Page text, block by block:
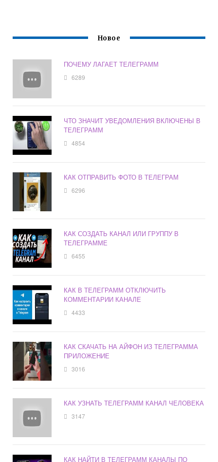
Новое
ПОЧЕМУ ЛАГАЕТ ТЕЛЕГРАММ
6289
ЧТО ЗНАЧИТ УВЕДОМЛЕНИЯ ВКЛЮЧЕНЫ В
ТЕЛЕГРАММ
4854
КАК ОТПРАВИТЬ ФОТО В ТЕЛЕГРАМ
6296
КАК СОЗДАТЬ КАНАЛ ИЛИ ГРУППУ В
ТЕЛЕГРАММЕ
6455
КАК В ТЕЛЕГРАММ ОТКЛЮЧИТЬ
КОММЕНТАРИИ КАНАЛЕ
4433
КАК СКАЧАТЬ НА АЙФОН ИЗ ТЕЛЕГРАММА
ПРИЛОЖЕНИЕ
3016
КАК УЗНАТЬ ТЕЛЕГРАММ КАНАЛ ЧЕЛОВЕКА
3147
КАК НАЙТИ В ТЕЛЕГРАММ КАНАЛЫ ПО